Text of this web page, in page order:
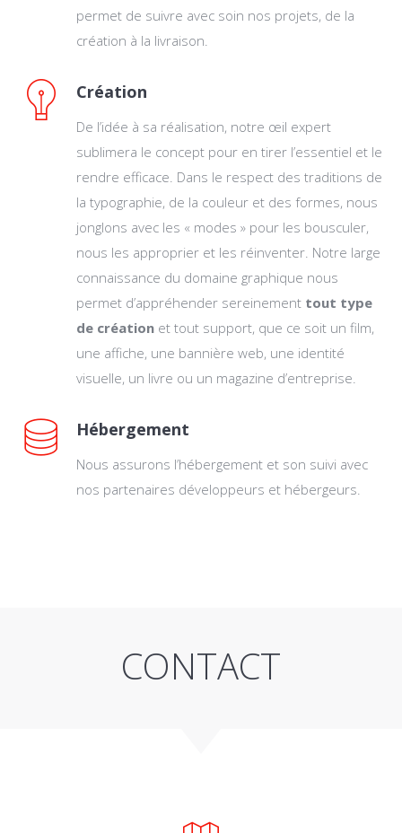
permet de suivre avec soin nos projets, de la
création à la livraison.
Création
De l’idée à sa réalisation, notre œil expert
sublimera le concept pour en tirer l’essentiel et le
rendre efficace. Dans le respect des traditions de
la typographie, de la couleur et des formes, nous
jonglons avec les « modes » pour les bousculer,
nous les approprier et les réinventer. Notre large
connaissance du domaine graphique nous
permet d’appréhender sereinement tout type
de création et tout support, que ce soit un film,
une affiche, une bannière web, une identité
visuelle, un livre ou un magazine d’entreprise.
Hébergement
Nous assurons l’hébergement et son suivi avec
nos partenaires développeurs et hébergeurs.
CONTACT